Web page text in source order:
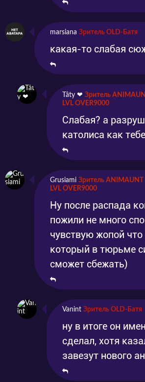
marsiana Зритель OLD-Батя
какая-то слабая
Tâty ❤ Зритель
LVL OVER9000
Слабая? а
католиса как
Grusiami Зритель ANIMAUNT
LVL OVER9000
Ну после распада
пожили не много
чувствую жопой что
который в тюрьме
сможет сбежать)
Vanint Зритель OLD-Батя
ну в итоге он
сделал, хотя
завезут нового